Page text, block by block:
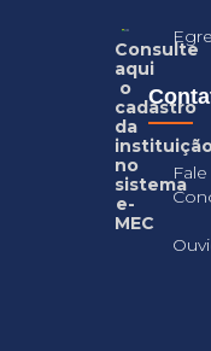
Consulte
aqui
o
cadastro
da
no
sistema
e-
MEC
Fale